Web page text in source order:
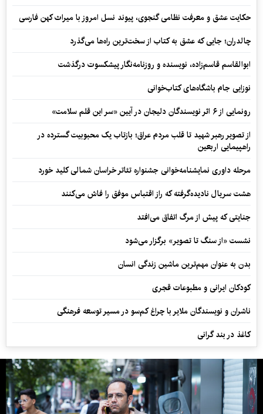
حکایت عشق و معرفت نظامی گنجوی، پیوند نسل امروز با میراث کهن فارسی
چالدران؛ جایی که عشق به کتاب از سخت‌ترین راه‌ها می‌گذرد
ابوالقاسم قاسم‌زاده، نویسنده و روزنامه‌نگار پیشکسوت درگذشت
نوزایی جام باشگاه‌های کتاب‌خوانی
رونمایی از ۶ اثر نویسندگان دلیجان در آیین «سر این قلم سلامت»
از تصویر رهبر شهید تا قلب مردم عراق؛ بازتاب یک محبوبیت گسترده در
راهپیمایی اربعین
مرحله داوری نمایشنامه‌خوانی جشنواره تئاتر خراسان شمالی کلید خورد
هشت سریال نادیده‌گرفته که راز اقتباس موفق را فاش می‌کنند
جنایتی که پیش از مرگ اتفاق می‌افتد
نشست «از سنگ تا تصویر» برگزار می‌شود
بدن به عنوان مهم‌ترین ماشین زندگی انسان
کودکان ایرانی و مطبوعات قجری
ناشران و نویسندگان ملایر با چراغ کم‌سو در مسیر توسعه فرهنگی
کاغذ در بند گرانی